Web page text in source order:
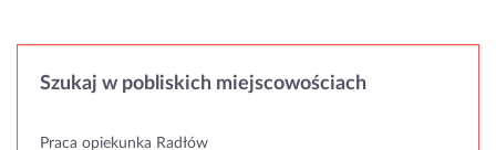
Szukaj w pobliskich miejscowościach
Praca opiekunka Radłów